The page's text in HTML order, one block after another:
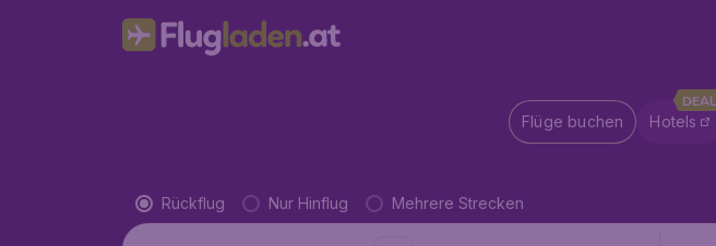
Flüge buchen
DEAL
Hotels
Flugtyp
Rückflug Nur Hinflug Mehrere Strecken